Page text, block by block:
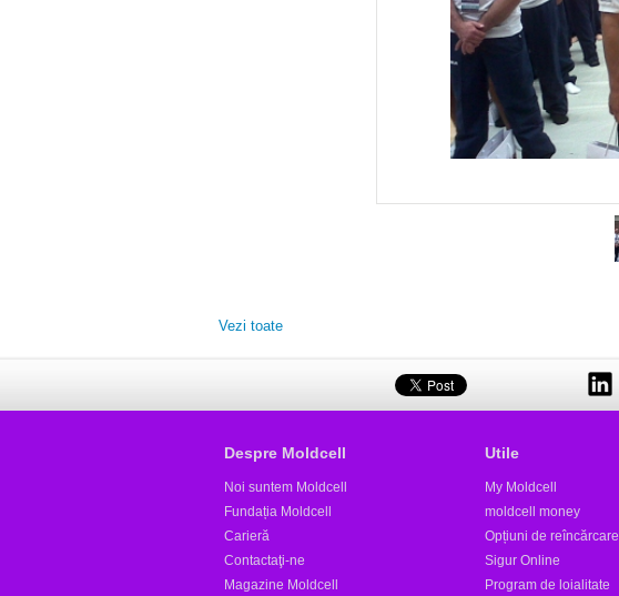
Vezi toate
Despre Moldcell
Noi suntem Moldcell
Fundația Moldcell
Carieră
Contactaţi-ne
Magazine Moldcell
Utile
My Moldcell
moldcell money
Opțiuni de reîncărcare
Sigur Online
Program de loialitate